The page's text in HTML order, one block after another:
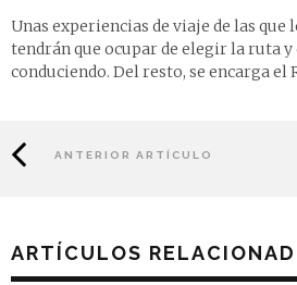
Unas experiencias de viaje de las que
tendrán que ocupar de elegir la ruta
conduciendo. Del resto, se encarga el
ANTERIOR ARTÍCULO
ARTÍCULOS